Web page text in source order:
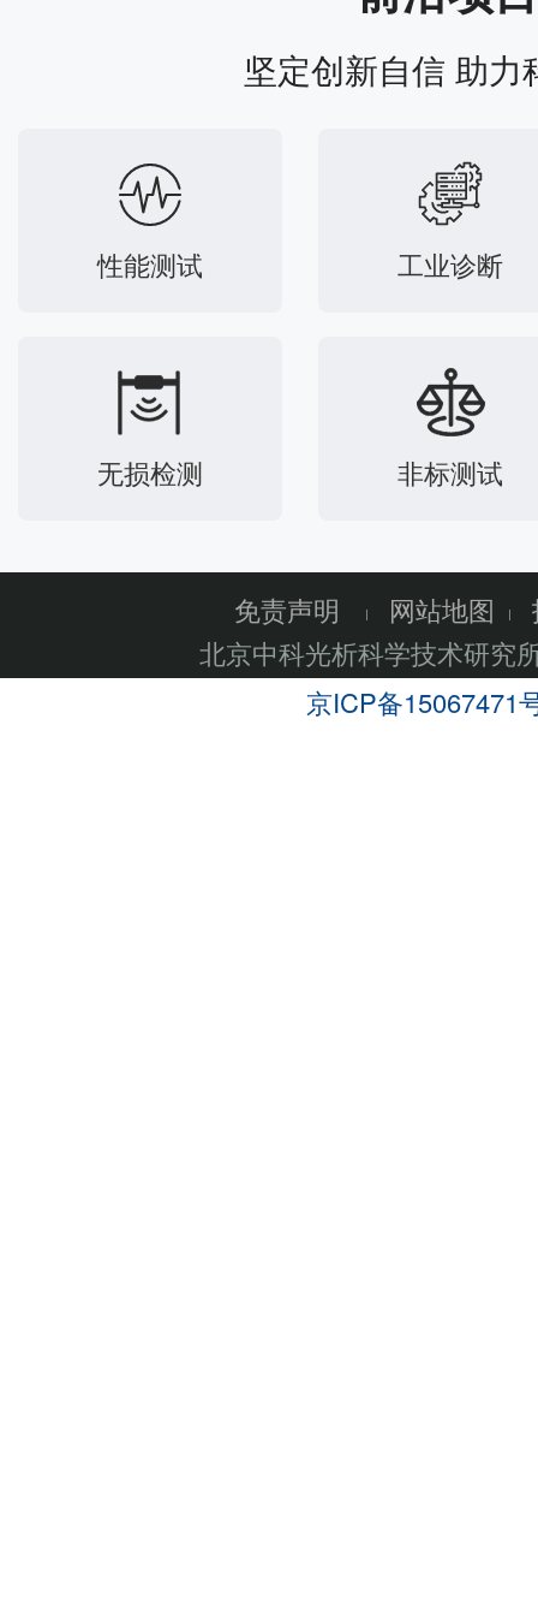
坚定创新自信 助力
性能测试 工业诊断
无损检测 非标测试
免责声明 网站地图
北京中科光析科学技术研究
京ICP备15067471